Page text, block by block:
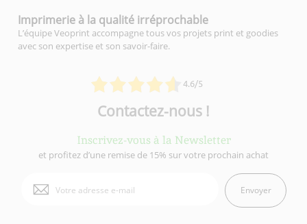
4.6/5
Imprimerie à la qualité irréprochable
L’équipe Veoprint accompagne tous vos projets print et goodies
avec son expertise et son savoir-faire.
Contactez-nous !
Inscrivez-vous à la Newsletter
et profitez d’une remise de 15% sur votre prochain achat
Envoyer